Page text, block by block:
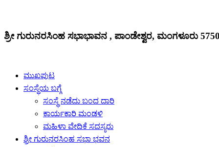
ಶ್ರೀ ಗುರುನರಸಿಂಹ ಸಭಾಭಾವನ , ಪಾಂಡೇಶ್ವರ, ಮಂಗಳೂರು
ಮುಖಪುಟ
ಸಂಸ್ಥೆಯ ಬಗ್ಗೆ
ಸಂಸ್ಥೆ ನಡೆದು ಬಂದ ದಾರಿ
ಕಾರ್ಯಕಾರಿ ಮಂಡಳಿ
ಮಹಿಳಾ ವೇದಿಕೆ ಸದಸ್ಯರು
ಶ್ರೀ ಗುರುನರಸಿಂಹ ಸಭಾ ಭವನ